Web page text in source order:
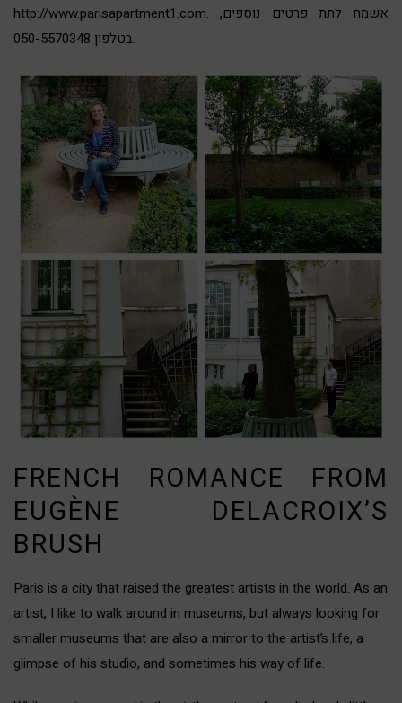
http://www.parisapartment1.com. אשמח לתת פרטים נוספים,
בטלפון 050-5570348.
FRENCH ROMANCE FROM
EUGÈNE DELACROIX’S
BRUSH
Paris is a city that raised the greatest artists in the world. As an
artist, I like to walk around in museums, but always looking for
smaller museums that are also a mirror to the artist’s life, a
glimpse of his studio, and sometimes his way of life.